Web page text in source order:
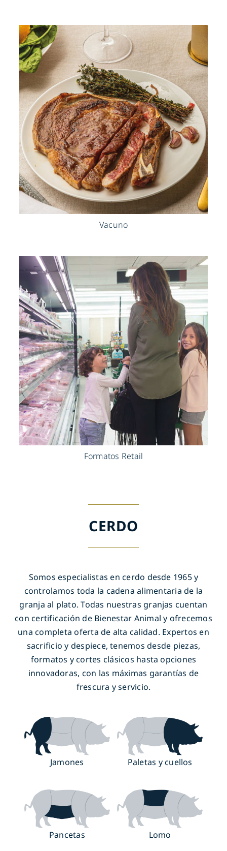
Vacuno
Formatos Retail
CERDO
Somos especialistas en cerdo desde 1965 y
controlamos toda la cadena alimentaria de la
granja al plato. Todas nuestras granjas cuentan
con certificación de Bienestar Animal y ofrecemos
una completa oferta de alta calidad. Expertos en
sacrificio y despiece, tenemos desde piezas,
formatos y cortes clásicos hasta opciones
innovadoras, con las máximas garantías de
frescura y servicio.
Jamones Paletas y cuellos
Pancetas Lomo